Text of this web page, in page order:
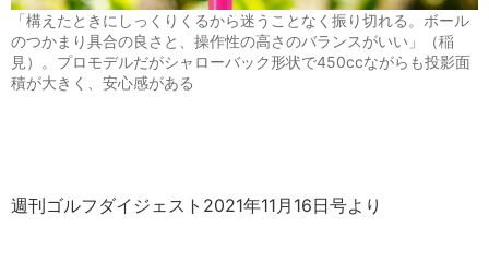
「構えたときにしっくりくるから迷うことなく振り切れる。ボール
のつかまり具合の良さと、操作性の高さのバランスがいい」（稲
見）。プロモデルだがシャローバック形状で450ccながらも投影面
積が大きく、安心感がある
週刊ゴルフダイジェスト2021年11月16日号より